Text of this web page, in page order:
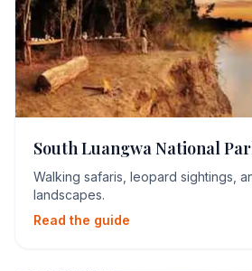
South Luangwa National
Walking safaris, leopard sightings,
landscapes.
Read the guide